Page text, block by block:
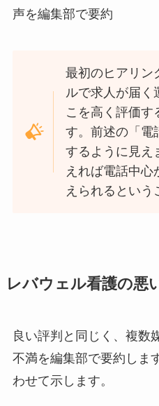
声を編集部で要約
最初のヒアリン
ルで求人が届く
こを高く評価す
す。前述の「電
するように見え
えれば電話中心
えられるという
レバウェル看護の悪
良い評判と同じく、複数
不満を編集部で要約しま
わせて示します。